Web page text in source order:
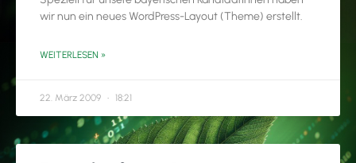
wir nun ein neues WordPress-Layout (Theme) erstellt.
WEITERLESEN »
22. März 2009 18:21